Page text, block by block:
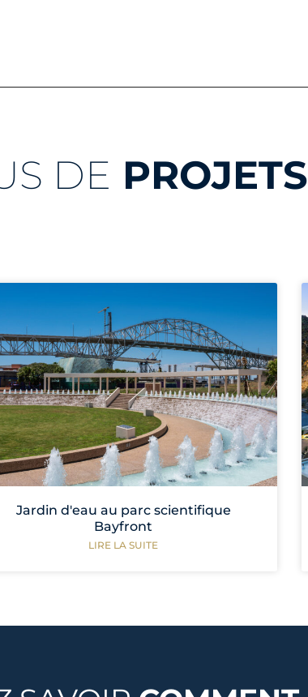
DE PROJETS
Jardin d'eau au parc scientifique
Bayfront
LIRE LA SUITE